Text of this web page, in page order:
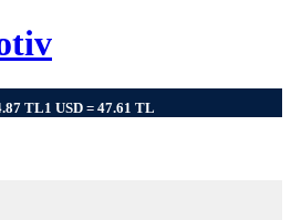
TL1 USD = 47.61 TL